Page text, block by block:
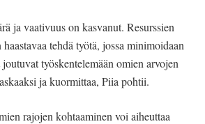
ja vaativuus on kasvanut. Resurssien
tehdä työtä, jossa minimoidaan
työskentelemään omien arvojen
ja kuormittaa, Piia pohtii.
rajojen kohtaaminen voi aiheuttaa